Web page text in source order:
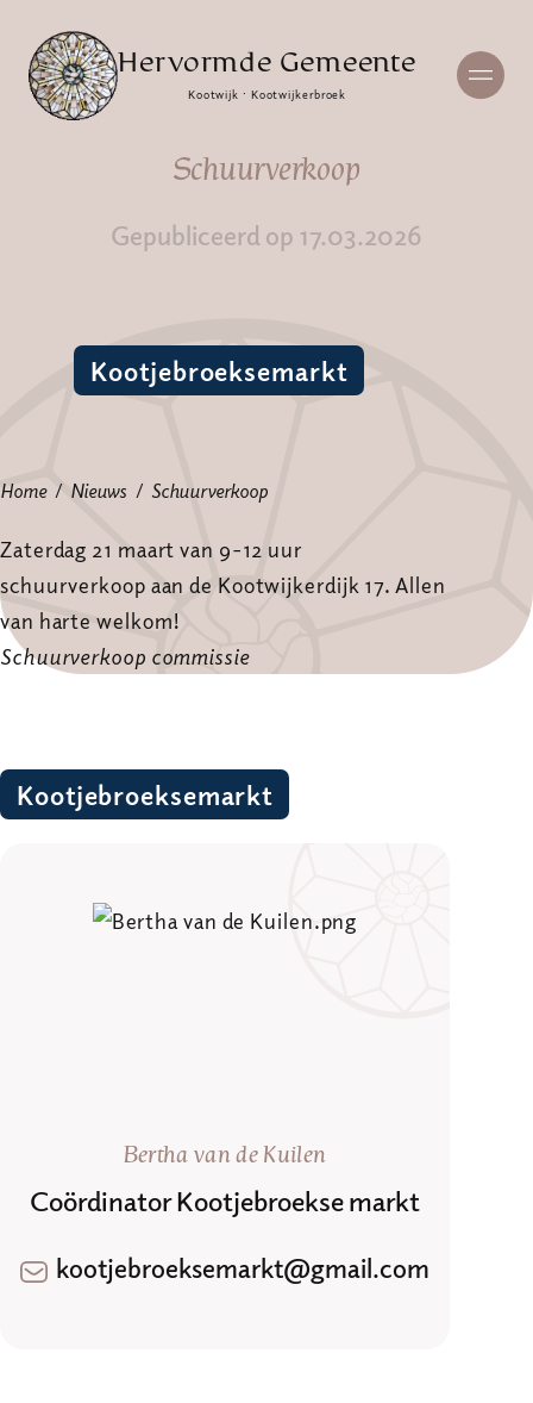
Hervormde Gemeente
Kootwijk · Kootwijkerbroek
Schuurverkoop
Gepubliceerd op 17.03.2026
Kootjebroeksemarkt
Home Nieuws Schuurverkoop
Zaterdag 21 maart van 9-12 uur
schuurverkoop aan de Kootwijkerdijk 17. Allen
van harte welkom!
Schuurverkoop commissie
Kootjebroeksemarkt
Bertha van de Kuilen
Coördinator Kootjebroekse markt
kootjebroeksemarkt@gmail.com